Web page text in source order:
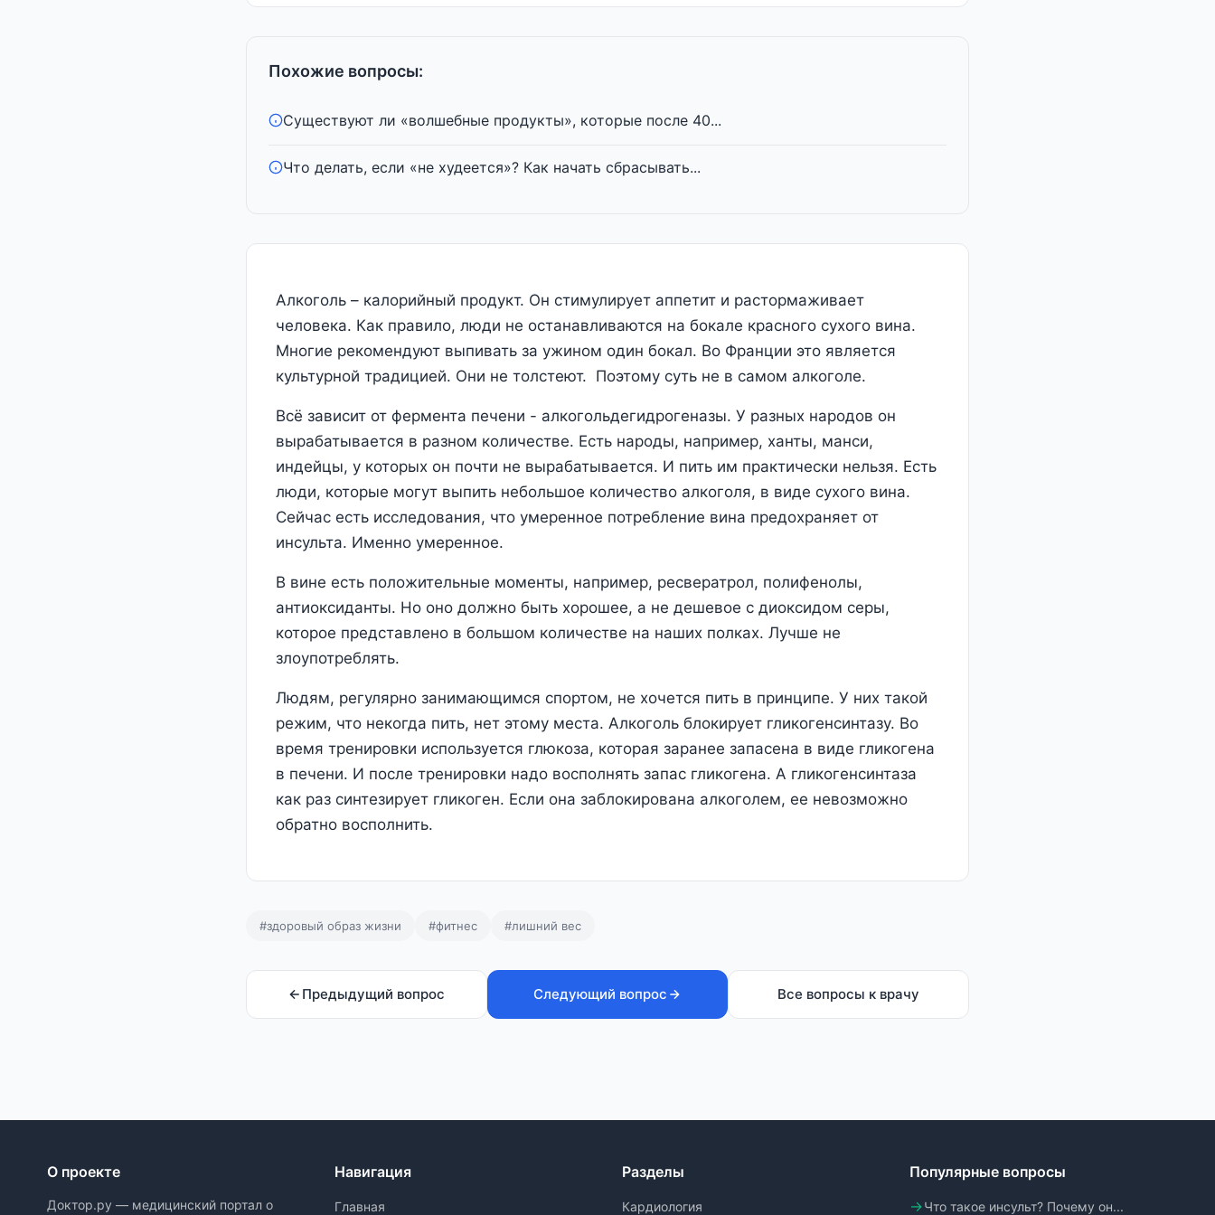
Похожие вопросы:
Существуют ли «волшебные продукты», которые после 40...
Что делать, если «не худеется»? Как начать сбрасывать...
Алкоголь – калорийный продукт. Он стимулирует аппетит и растормаживает
человека. Как правило, люди не останавливаются на бокале красного сухого вина.
Многие рекомендуют выпивать за ужином один бокал. Во Франции это является
культурной традицией. Они не толстеют. Поэтому суть не в самом алкоголе.
Всё зависит от фермента печени - алкогольдегидрогеназы. У разных народов он
вырабатывается в разном количестве. Есть народы, например, ханты, манси,
индейцы, у которых он почти не вырабатывается. И пить им практически нельзя. Есть
люди, которые могут выпить небольшое количество алкоголя, в виде сухого вина.
Сейчас есть исследования, что умеренное потребление вина предохраняет от
инсульта. Именно умеренное.
В вине есть положительные моменты, например, ресвератрол, полифенолы,
антиоксиданты. Но оно должно быть хорошее, а не дешевое с диоксидом серы,
которое представлено в большом количестве на наших полках. Лучше не
злоупотреблять.
Людям, регулярно занимающимся спортом, не хочется пить в принципе. У них такой
режим, что некогда пить, нет этому места. Алкоголь блокирует гликогенсинтазу. Во
время тренировки используется глюкоза, которая заранее запасена в виде гликогена
в печени. И после тренировки надо восполнять запас гликогена. А гликогенсинтаза
как раз синтезирует гликоген. Если она заблокирована алкоголем, ее невозможно
обратно восполнить.
#здоровый образ жизни #фитнес #лишний вес
Предыдущий вопрос Следующий вопрос Все вопросы к врачу
О проекте
Доктор.ру — медицинский портал о
Навигация
Главная
Разделы
Кардиология
Популярные вопросы
Что такое инсульт? Почему он...